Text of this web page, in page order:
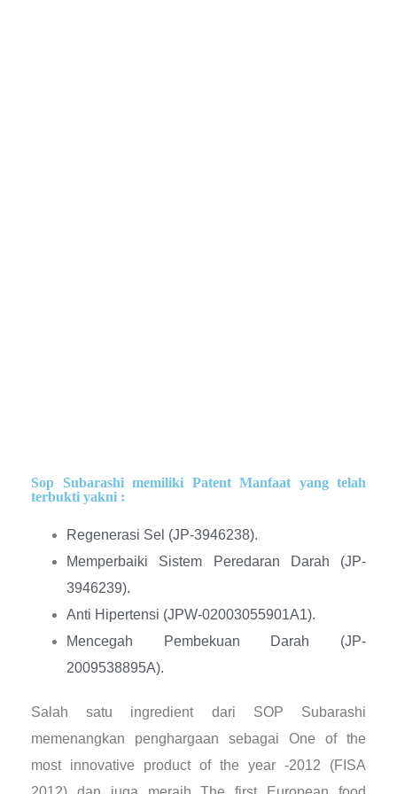
Sop Subarashi memiliki Patent Manfaat yang telah
terbukti yakni :
Regenerasi Sel (JP-3946238).
Memperbaiki Sistem Peredaran Darah (JP-
3946239).
Anti Hipertensi (JPW-02003055901A1).
Mencegah Pembekuan Darah (JP-
2009538895A).
Salah satu ingredient dari SOP Subarashi
memenangkan penghargaan sebagai One of the
most innovative product of the year -2012 (FISA